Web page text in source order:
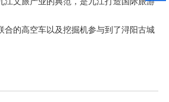
合的高空车以及挖掘机参与到了浔阳古城